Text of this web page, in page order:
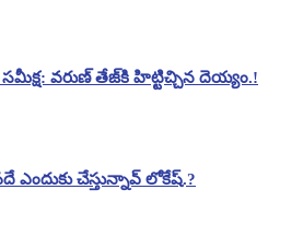
వరుణ్ తేజ్‌కి హిట్టిచ్చిన దెయ్యం.!
ఎందుకు చేస్తున్నావ్ లోకేష్.?